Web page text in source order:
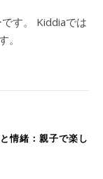
す。 Kiddiaでは
。
情緒：親子で楽し